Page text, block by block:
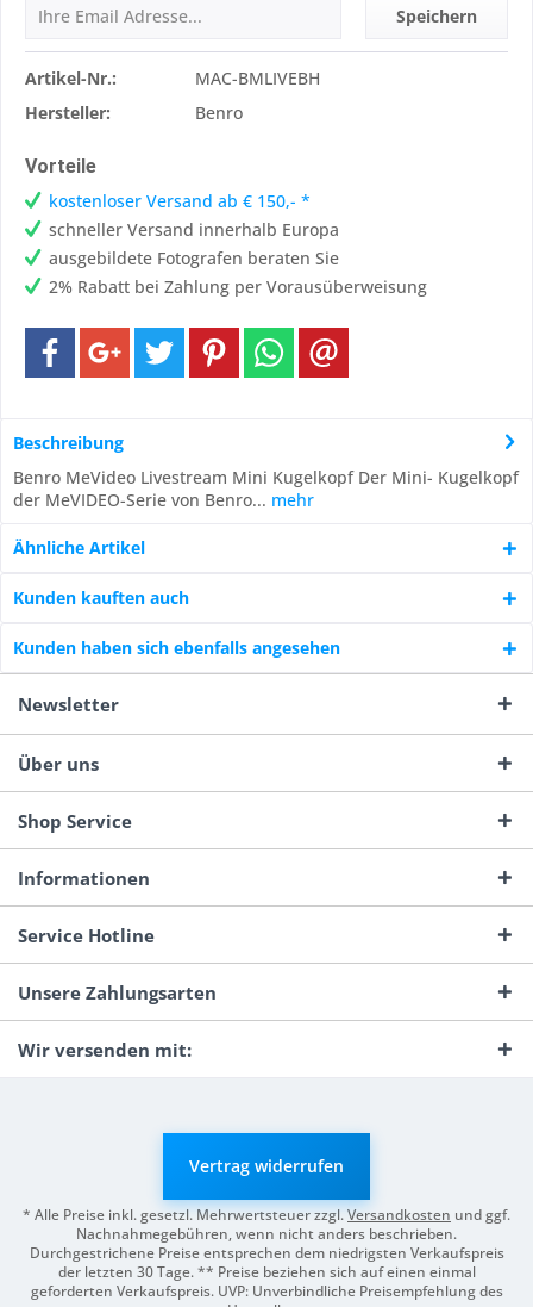
Speichern
Artikel-Nr.:
MAC-BMLIVEBH
Hersteller:
Benro
Vorteile
kostenloser Versand ab € 150,- *
schneller Versand innerhalb Europa
ausgebildete Fotografen beraten Sie
2% Rabatt bei Zahlung per Vorausüberweisung
Beschreibung
Benro MeVideo Livestream Mini Kugelkopf Der Mini- Kugelkopf
der MeVIDEO-Serie von Benro... mehr
Ähnliche Artikel
Kunden kauften auch
Kunden haben sich ebenfalls angesehen
Newsletter
Über uns
Shop Service
Informationen
Service Hotline
Unsere Zahlungsarten
Wir versenden mit:
Vertrag widerrufen
* Alle Preise inkl. gesetzl. Mehrwertsteuer zzgl.Versandkosten und ggf.
Nachnahmegebühren, wenn nicht anders beschrieben.
Durchgestrichene Preise entsprechen dem niedrigsten Verkaufspreis
der letzten 30 Tage. ** Preise beziehen sich auf einen einmal
geforderten Verkaufspreis. UVP: Unverbindliche Preisempfehlung des